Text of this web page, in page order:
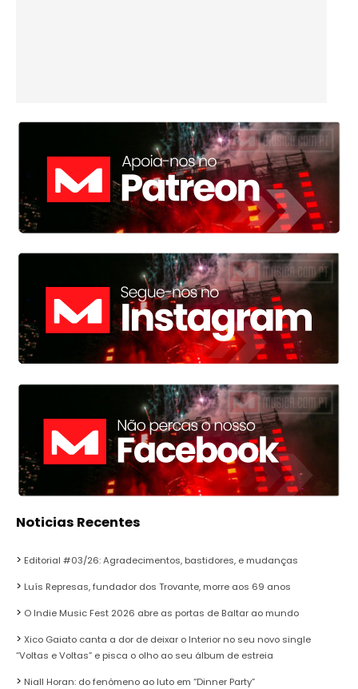
Noticias Recentes
Editorial #03/26: Agradecimentos, bastidores, e mudanças
Luís Represas, fundador dos Trovante, morre aos 69 anos
O Indie Music Fest 2026 abre as portas de Baltar ao mundo
Xico Gaiato canta a dor de deixar o Interior no seu novo single
“Voltas e Voltas” e pisca o olho ao seu álbum de estreia
Niall Horan: do fenómeno ao luto em “Dinner Party”